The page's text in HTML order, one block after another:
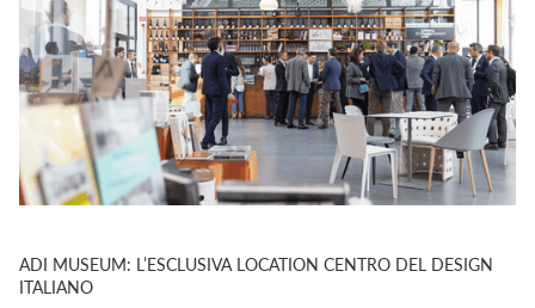
ADI MUSEUM: L’ESCLUSIVA LOCATION CENTRO DEL DESIGN
ITALIANO